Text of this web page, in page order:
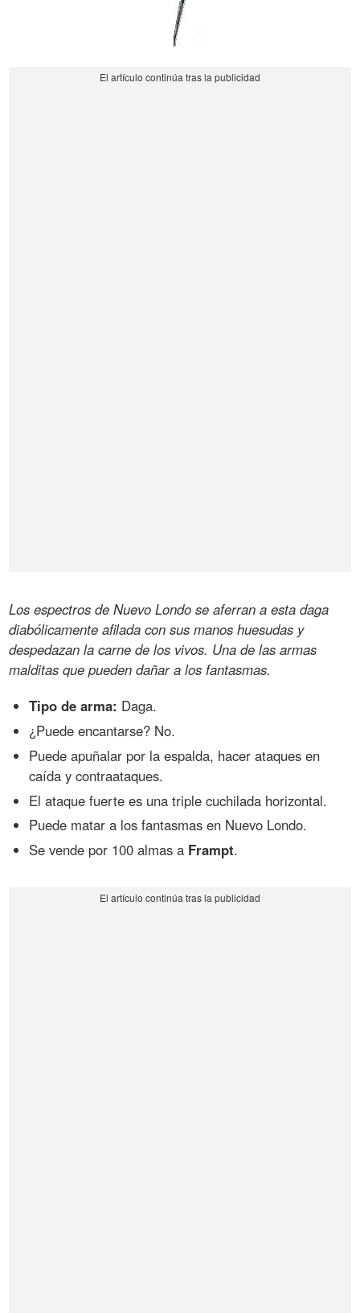
Los espectros de Nuevo Londo se aferran a esta daga
diabólicamente afilada con sus manos huesudas y
despedazan la carne de los vivos. Una de las armas
malditas que pueden dañar a los fantasmas.
Tipo de arma: Daga.
¿Puede encantarse? No.
Puede apuñalar por la espalda, hacer ataques en
caída y contraataques.
El ataque fuerte es una triple cuchilada horizontal.
Puede matar a los fantasmas en Nuevo Londo.
Se vende por 100 almas a Frampt.